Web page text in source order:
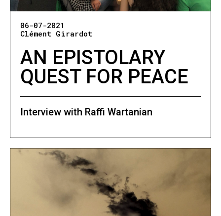
06-07-2021
Clément Girardot
AN EPISTOLARY
QUEST FOR PEACE
Interview with Raffi Wartanian